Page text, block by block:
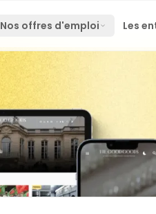
Nos offres d'emploi Les